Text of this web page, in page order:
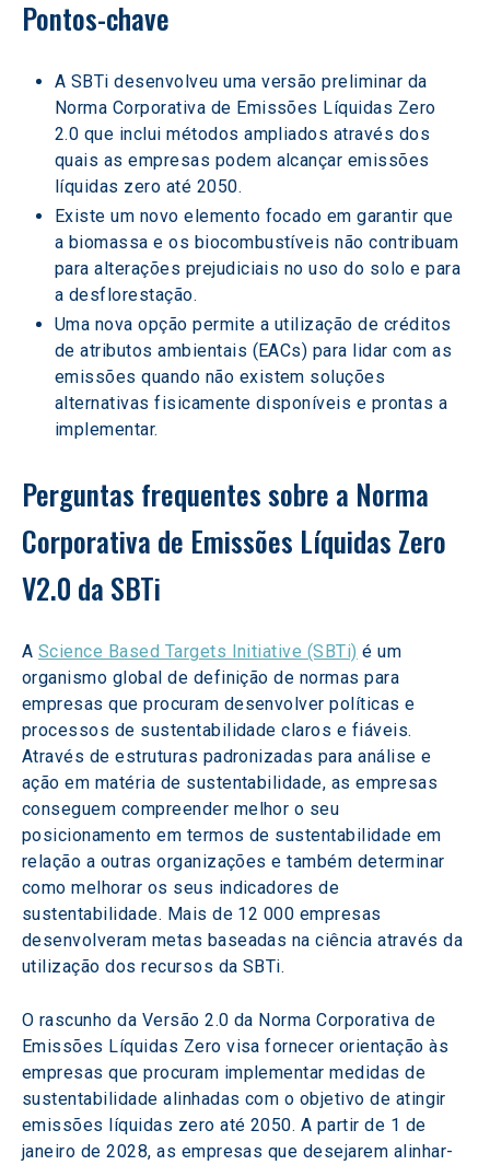
Pontos-chave
A SBTi desenvolveu uma versão preliminar da
Norma Corporativa de Emissões Líquidas Zero
2.0 que inclui métodos ampliados através dos
quais as empresas podem alcançar emissões
líquidas zero até 2050.
Existe um novo elemento focado em garantir que
a biomassa e os biocombustíveis não contribuam
para alterações prejudiciais no uso do solo e para
a desflorestação.
Uma nova opção permite a utilização de créditos
de atributos ambientais (EACs) para lidar com as
emissões quando não existem soluções
alternativas fisicamente disponíveis e prontas a
implementar.
Perguntas frequentes sobre a Norma
Corporativa de Emissões Líquidas Zero
V2.0 da SBTi
A Science Based Targets Initiative (SBTi) é um
organismo global de definição de normas para
empresas que procuram desenvolver políticas e
processos de sustentabilidade claros e fiáveis.
Através de estruturas padronizadas para análise e
ação em matéria de sustentabilidade, as empresas
conseguem compreender melhor o seu
posicionamento em termos de sustentabilidade em
relação a outras organizações e também determinar
como melhorar os seus indicadores de
sustentabilidade. Mais de 12 000 empresas
desenvolveram metas baseadas na ciência através da
utilização dos recursos da SBTi.
O rascunho da Versão 2.0 da Norma Corporativa de
Emissões Líquidas Zero visa fornecer orientação às
empresas que procuram implementar medidas de
sustentabilidade alinhadas com o objetivo de atingir
emissões líquidas zero até 2050. A partir de 1 de
janeiro de 2028, as empresas que desejarem alinhar-